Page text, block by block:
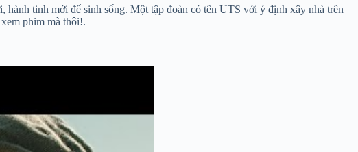
tinh mới để sinh sống. Một tập đoàn có tên UTS với ý định xây nhà trên
phim mà thôi!.